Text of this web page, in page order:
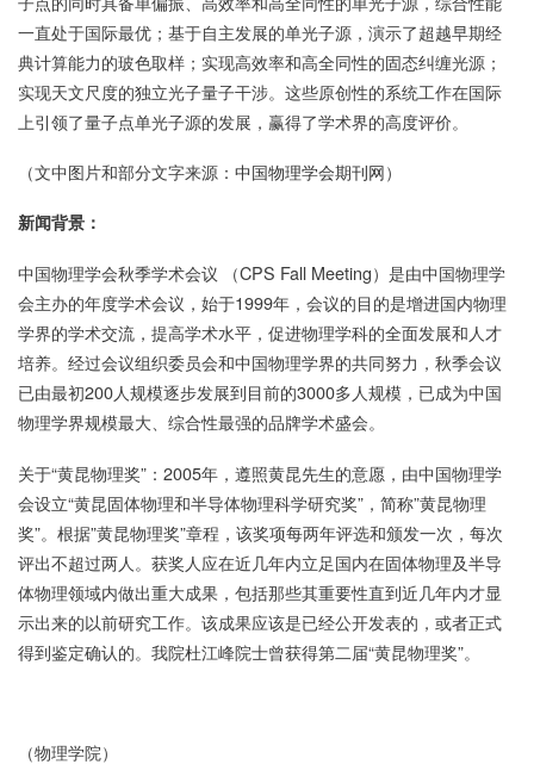
一直处于国际最优；基于自主发展的单光子源，演示了超越早期经
典计算能力的玻色取样；实现高效率和高全同性的固态纠缠光源；
实现天文尺度的独立光子量子干涉。这些原创性的系统工作在国际
上引领了量子点单光子源的发展，赢得了学术界的高度评价。
（文中图片和部分文字来源： 中国物理学会期刊网）
新闻背景：
中国物理学会秋季学术会议 （CPS Fall Meeting）是由中国物理学
会主办的年度学术会议，始于1999年，会议的目的是增进国内物理
学界的学术交流，提高学术水平，促进物理学科的全面发展和人才
培养。经过会议组织委员会和中国物理学界的共同努力，秋季会议
已由最初200人规模逐步发展到目前的3000多人规模，已成为中国
物理学界规模最大、综合性最强的品牌学术盛会。
关于“黄昆物理奖”：2005年，遵照黄昆先生的意愿，由中国物理学
会设立“黄昆固体物理和半导体物理科学研究奖”，简称”黄昆物理
奖”。根据”黄昆物理奖”章程，该奖项每两年评选和颁发一次，每次
评出不超过两人。获奖人应在近几年内立足国内在固体物理及半导
体物理领域内做出重大成果，包括那些其重要性直到近几年内才显
示出来的以前研究工作。该成果应该是已经公开发表的，或者正式
得到鉴定确认的。我院杜江峰院士曾获得第二届“黄昆物理奖”。
（物理学院）